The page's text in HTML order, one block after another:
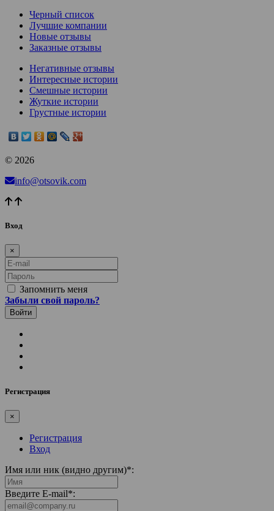
Черный список
Лучшие компании
Новые отзывы
Заказные отзывы
Негативные отзывы
Интересные истории
Смешные истории
Жуткие истории
Грустные истории
© 2026
info@otsovik.com
Вход
×
E-mail
Пароль
Запомнить меня
Забыли свой пароль?
Регистрация
×
Регистрация
Вход
Имя или ник (видно другим)*:
Введите E-mail*: